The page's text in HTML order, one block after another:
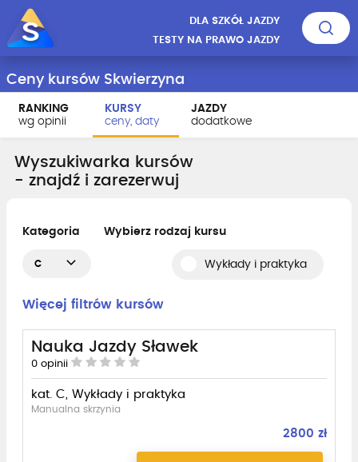
DLA SZKÓŁ JAZDY
TESTY NA PRAWO JAZDY
Ceny kursów Skwierzyna
RANKING
wg opinii
KURSY
ceny, daty
JAZDY
dodatkowe
Wyszukiwarka kursów
- znajdź i zarezerwuj
Kategoria
C
Wybierz rodzaj kursu
Wykłady i praktyka
Więcej filtrów kursów
Nauka Jazdy Sławek
0 opinii
kat. C, Wykłady i praktyka
Manualna skrzynia
2800 zł